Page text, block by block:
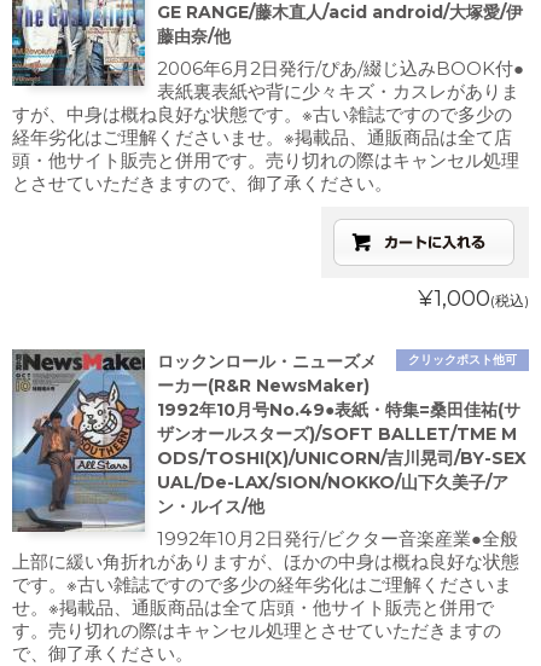
GE RANGE/藤木直人/acid android/大塚愛/伊
藤由奈/他
2006年6月2日発行/ぴあ/綴じ込みBOOK付●
表紙裏表紙や背に少々キズ・カスレがありま
すが、中身は概ね良好な状態です。※古い雑誌ですので多少の
経年劣化はご理解くださいませ。※掲載品、通販商品は全て店
頭・他サイト販売と併用です。売り切れの際はキャンセル処理
とさせていただきますので、御了承ください。
¥1,000(税込)
クリックポスト他可
ロックンロール・ニューズメ
ーカー(R&R NewsMaker)
1992年10月号No.49●表紙・特集=桑田佳祐(サ
ザンオールスターズ)/SOFT BALLET/TME M
ODS/TOSHI(X)/UNICORN/吉川晃司/BY-SEX
UAL/De-LAX/SION/NOKKO/山下久美子/ア
ン・ルイス/他
1992年10月2日発行/ビクター音楽産業●全般
上部に緩い角折れがありますが、ほかの中身は概ね良好な状態
です。※古い雑誌ですので多少の経年劣化はご理解くださいま
せ。※掲載品、通販商品は全て店頭・他サイト販売と併用で
す。売り切れの際はキャンセル処理とさせていただきますの
で、御了承ください。